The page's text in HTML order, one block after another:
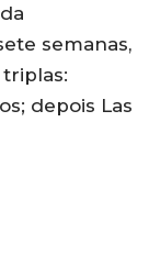
semanas,
depois Las